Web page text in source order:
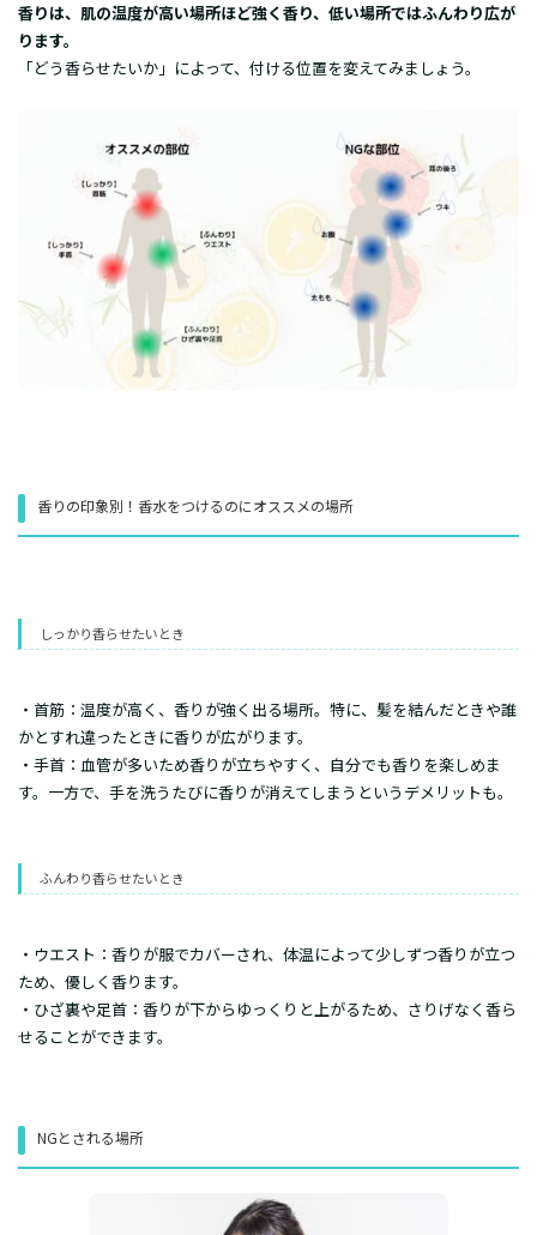
香りは、肌の温度が高い場所ほど強く香り、低い場所ではふんわり広が
ります。
「どう香らせたいか」によって、付ける位置を変えてみましょう。
香りの印象別！香水をつけるのにオススメの場所
しっかり香らせたいとき
・首筋：温度が高く、香りが強く出る場所。特に、髪を結んだときや誰
かとすれ違ったときに香りが広がります。
・手首：血管が多いため香りが立ちやすく、自分でも香りを楽しめま
す。一方で、手を洗うたびに香りが消えてしまうというデメリットも。
ふんわり香らせたいとき
・ウエスト：香りが服でカバーされ、体温によって少しずつ香りが立つ
ため、優しく香ります。
・ひざ裏や足首：香りが下からゆっくりと上がるため、さりげなく香ら
せることができます。
NGとされる場所